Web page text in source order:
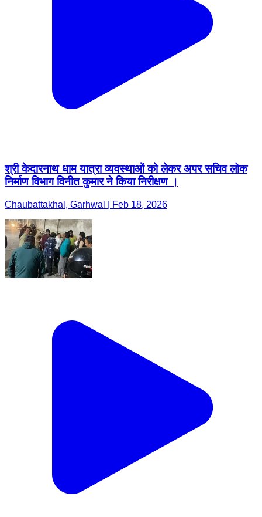
श्री केदारनाथ धाम यात्रा व्यवस्थाओं को लेकर अपर सचिव लोक
निर्माण विभाग विनीत कुमार ने किया निरीक्षण ।
Chaubattakhal, Garhwal | Feb 18, 2026